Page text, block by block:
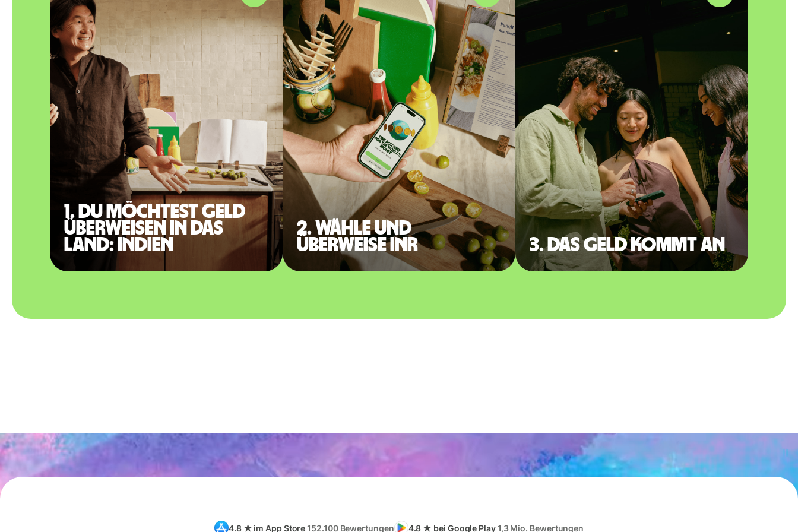
1. Du möchtest Geld
überweisen in das
Land: Indien
2. Wähle und
überweise INR
3. Das Geld kommt an
4.8 ★ im App Store152.100 Bewertungen 4.8 ★ bei Google Play1,3 Mio. Bewertungen